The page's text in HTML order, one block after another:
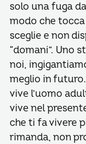
solo una fuga
modo che
sceglie e non
“domani”. Uno
noi,
meglio in
vive l’uomo
vive nel
che ti fa vivere
rimanda, non